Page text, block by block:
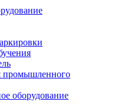
промышленного
оборудование